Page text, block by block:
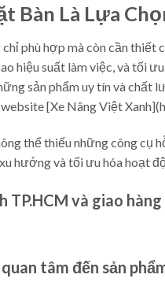
Bàn Là Lựa
phù hợp mà còn cần
hiệu suất làm việc, và tối
sản phẩm uy tín và chất
[Xe Nâng Việt
thể thiếu những công cụ
hướng và tối ưu hóa hoạt
TP.HCM và giao
tâm đến sản